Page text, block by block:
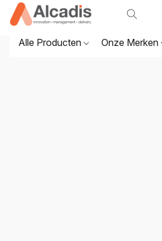
Alle Producten Onze Merken